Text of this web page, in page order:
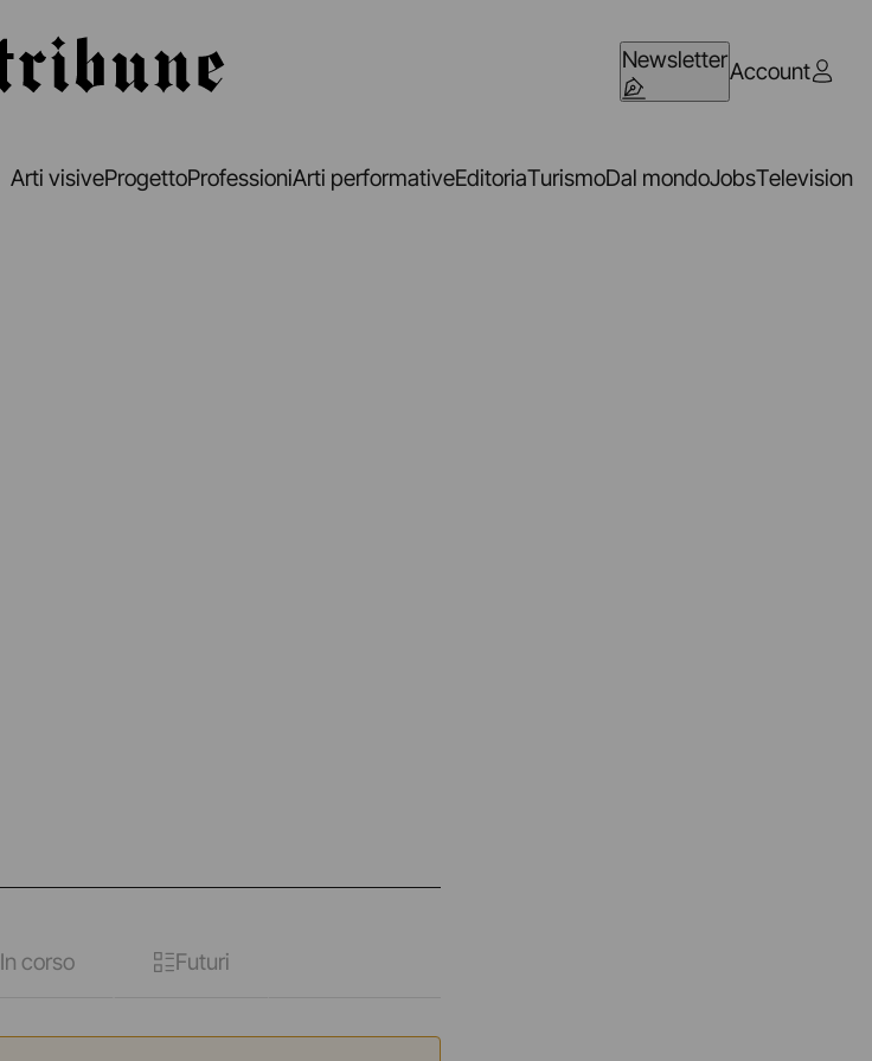
NewsletterAccount
Arti visiveProgettoProfessioniArti performativeEditoriaTurismoDal mondoJobsTelevision
In corso Futuri